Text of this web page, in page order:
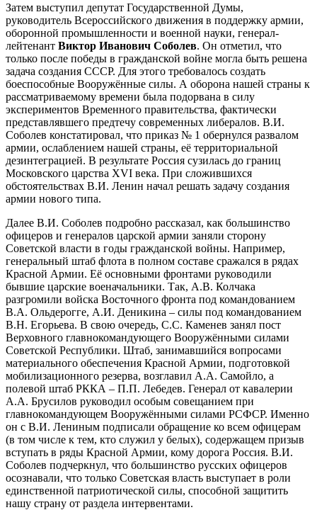
Затем выступил депутат Государственной Думы,
руководитель Всероссийского движения в поддержку армии,
оборонной промышленности и военной науки, генерал-
лейтенант Виктор Иванович Соболев. Он отметил, что
только после победы в гражданской войне могла быть решена
задача создания СССР. Для этого требовалось создать
боеспособные Вооружённые силы. А оборона нашей страны к
рассматриваемому времени была подорвана в силу
экспериментов Временного правительства, фактически
представлявшего предтечу современных либералов. В.И.
Соболев констатировал, что приказ № 1 обернулся развалом
армии, ослаблением нашей страны, её территориальной
дезинтеграцией. В результате Россия сузилась до границ
Московского царства XVI века. При сложившихся
обстоятельствах В.И. Ленин начал решать задачу создания
армии нового типа.
Далее В.И. Соболев подробно рассказал, как большинство
офицеров и генералов царской армии заняли сторону
Советской власти в годы гражданской войны. Например,
генеральный штаб флота в полном составе сражался в рядах
Красной Армии. Её основными фронтами руководили
бывшие царские военачальники. Так, А.В. Колчака
разгромили войска Восточного фронта под командованием
В.А. Ольдерогге, А.И. Деникина – силы под командованием
В.Н. Егорьева. В свою очередь, С.С. Каменев занял пост
Верховного главнокомандующего Вооружёнными силами
Советской Республики. Штаб, занимавшийся вопросами
материального обеспечения Красной Армии, подготовкой
мобилизационного резерва, возглавил А.А. Самойло, а
полевой штаб РККА – П.П. Лебедев. Генерал от кавалерии
А.А. Брусилов руководил особым совещанием при
главнокомандующем Вооружёнными силами РСФСР. Именно
он с В.И. Лениным подписали обращение ко всем офицерам
(в том числе к тем, кто служил у белых), содержащем призыв
вступать в ряды Красной Армии, кому дорога Россия. В.И.
Соболев подчеркнул, что большинство русских офицеров
осознавали, что только Советская власть выступает в роли
единственной патриотической силы, способной защитить
нашу страну от раздела интервентами.